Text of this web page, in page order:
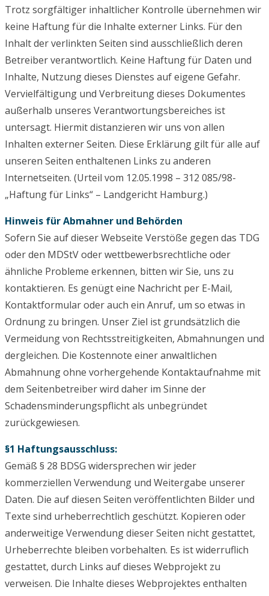
Trotz sorgfältiger inhaltlicher Kontrolle übernehmen wir
keine Haftung für die Inhalte externer Links. Für den
Inhalt der verlinkten Seiten sind ausschließlich deren
Betreiber verantwortlich. Keine Haftung für Daten und
Inhalte, Nutzung dieses Dienstes auf eigene Gefahr.
Vervielfältigung und Verbreitung dieses Dokumentes
außerhalb unseres Verantwortungsbereiches ist
untersagt. Hiermit distanzieren wir uns von allen
Inhalten externer Seiten. Diese Erklärung gilt für alle auf
unseren Seiten enthaltenen Links zu anderen
Internetseiten. (Urteil vom 12.05.1998 – 312 085/98-
„Haftung für Links“ – Landgericht Hamburg.)
Hinweis für Abmahner und Behörden
Sofern Sie auf dieser Webseite Verstöße gegen das TDG
oder den MDStV oder wettbewerbsrechtliche oder
ähnliche Probleme erkennen, bitten wir Sie, uns zu
kontaktieren. Es genügt eine Nachricht per E-Mail,
Kontaktformular oder auch ein Anruf, um so etwas in
Ordnung zu bringen. Unser Ziel ist grundsätzlich die
Vermeidung von Rechtsstreitigkeiten, Abmahnungen und
dergleichen. Die Kostennote einer anwaltlichen
Abmahnung ohne vorhergehende Kontaktaufnahme mit
dem Seitenbetreiber wird daher im Sinne der
Schadensminderungspflicht als unbegründet
zurückgewiesen.
§1 Haftungsausschluss:
Gemäß § 28 BDSG widersprechen wir jeder
kommerziellen Verwendung und Weitergabe unserer
Daten. Die auf diesen Seiten veröffentlichten Bilder und
Texte sind urheberrechtlich geschützt. Kopieren oder
anderweitige Verwendung dieser Seiten nicht gestattet,
Urheberrechte bleiben vorbehalten. Es ist widerruflich
gestattet, durch Links auf dieses Webprojekt zu
verweisen. Die Inhalte dieses Webprojektes enthalten